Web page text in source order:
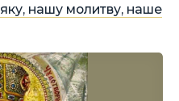
нашу молитву, наше